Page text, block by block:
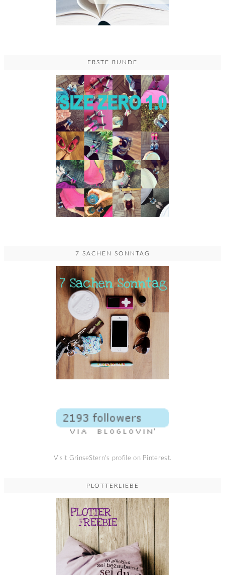
ERSTE RUNDE
7 SACHEN SONNTAG
Visit GrinseStern's profile on Pinterest.
PLOTTERLIEBE